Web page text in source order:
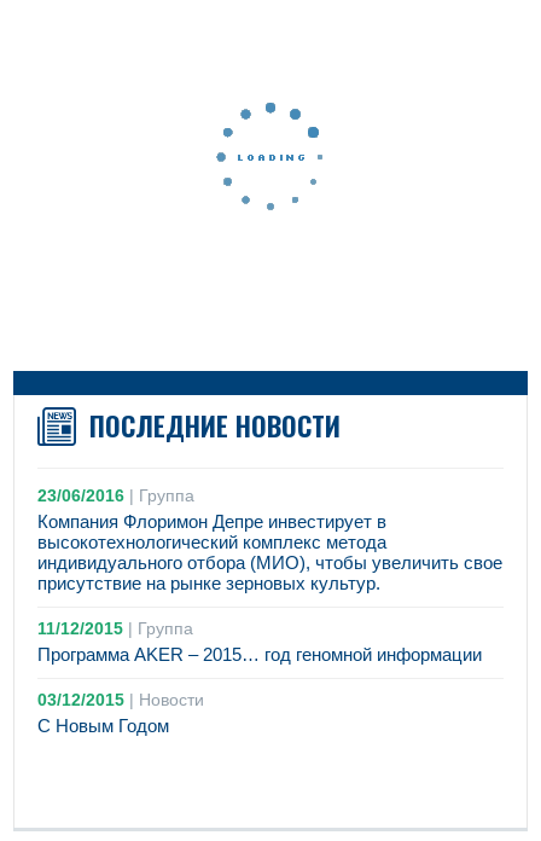
ПОСЛЕДНИЕ НОВОСТИ
23/06/2016 | Группа
Компания Флоримон Депре инвестирует в
высокотехнологический комплекс метода
индивидуального отбора (МИО), чтобы увеличить свое
присутствие на рынке зерновых культур.
11/12/2015 | Группа
Программа AKER – 2015… год геномной информации
03/12/2015 | Новости
С Новым Годом